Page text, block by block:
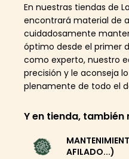
En nuestras tiendas de
encontrará material de
cuidadosamente
óptimo desde el primer
como experto, nuestro
precisión y le aconseja
plenamente de todo el
Y en tienda,
AFILADO...)